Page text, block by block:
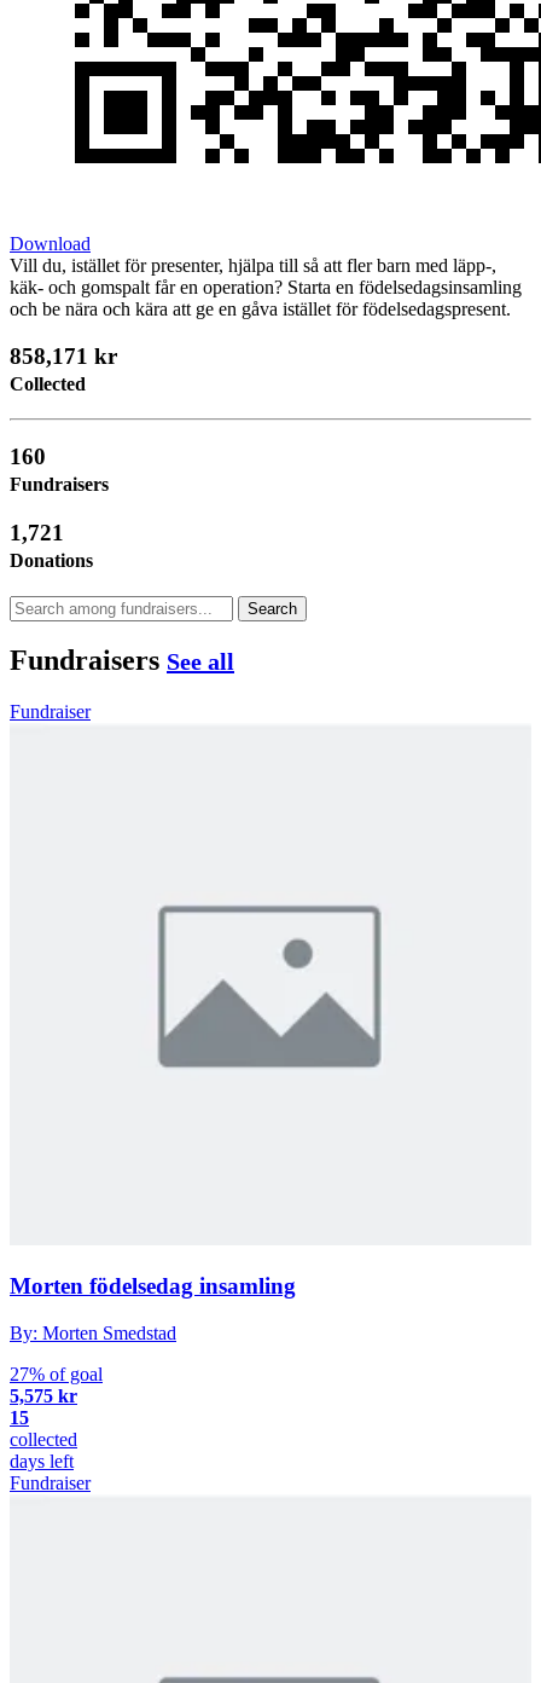
Download
Vill du, istället för presenter, hjälpa till så att fler barn med läpp-,
käk- och gomspalt får en operation? Starta en födelsedagsinsamling
och be nära och kära att ge en gåva istället för födelsedagspresent.
858,171 kr
Collected
160
Fundraisers
1,721
Donations
Search
Fundraisers See all
Fundraiser
Morten födelsedag insamling
By: Morten Smedstad
27% of goal
5,575 kr
15
collected
days left
Fundraiser